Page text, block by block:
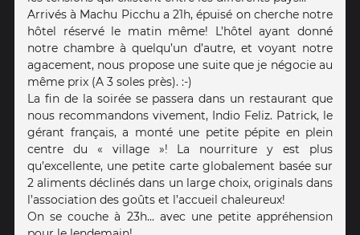
Arrivés à Machu Picchu a 21h, épuisé on cherche notre
hôtel réservé le matin même! L’hôtel ayant donné
notre chambre à quelqu’un d’autre, et voyant notre
agacement, nous propose une suite que je négocie au
même prix (A 3 soles près). :-)
La fin de la soirée se passera dans un restaurant que
nous recommandons vivement, Indio Feliz. Patrick, le
gérant français, a monté une petite pépite en plein
centre du « village »! La nourriture y est plus
qu’excellente, une petite carte globalement basée sur
2 aliments déclinés dans un large choix, originals dans
l’association des goûts et l’accueil chaleureux!
On se couche à 23h... avec une petite appréhension